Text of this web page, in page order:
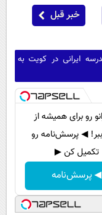
خبر قبل
ایرانی در کویت به
رو برای همیشه از
◀ پرسش‌نامه رو
تکمیل کن ▶
◀ پرسش‌نامه